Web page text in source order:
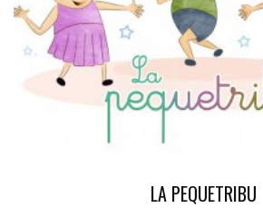
LA PEQUETRIBU